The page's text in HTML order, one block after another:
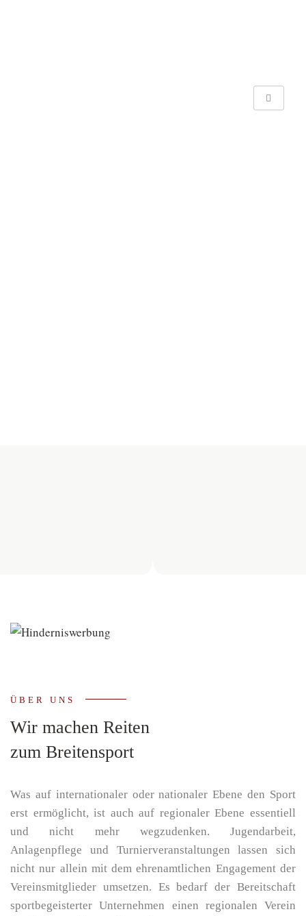
ÜBER UNS
Wir machen Reiten
zum Breitensport
Was auf internationaler oder nationaler Ebene den Sport
erst ermöglicht, ist auch auf regionaler Ebene essentiell
und nicht mehr wegzudenken. Jugendarbeit,
Anlagenpflege und Turnierveranstaltungen lassen sich
nicht nur allein mit dem ehrenamtlichen Engagement der
Vereinsmitglieder umsetzen. Es bedarf der Bereitschaft
sportbegeisterter Unternehmen einen regionalen Verein